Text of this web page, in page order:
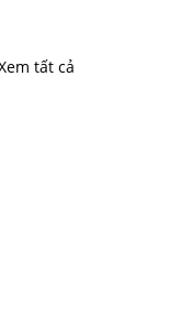
tất cả